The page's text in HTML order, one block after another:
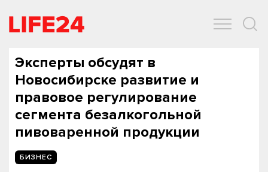
Эксперты обсудят в
Новосибирске развитие и
правовое регулирование
сегмента безалкогольной
пивоваренной продукции
БИЗНЕС